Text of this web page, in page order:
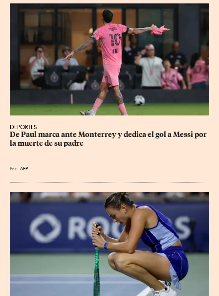
DEPORTES
De Paul marca ante Monterrey y dedica el gol a Messi por
la muerte de su padre
Por AFP